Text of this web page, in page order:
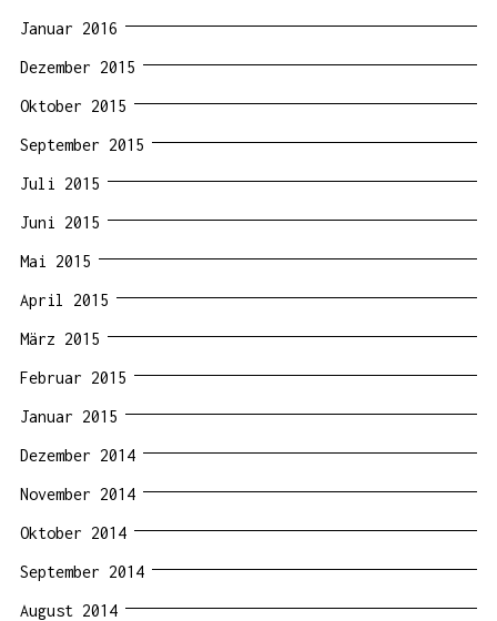
Januar 2016
Dezember 2015
Oktober 2015
September 2015
Juli 2015
Juni 2015
Mai 2015
April 2015
März 2015
Februar 2015
Januar 2015
Dezember 2014
November 2014
Oktober 2014
September 2014
August 2014